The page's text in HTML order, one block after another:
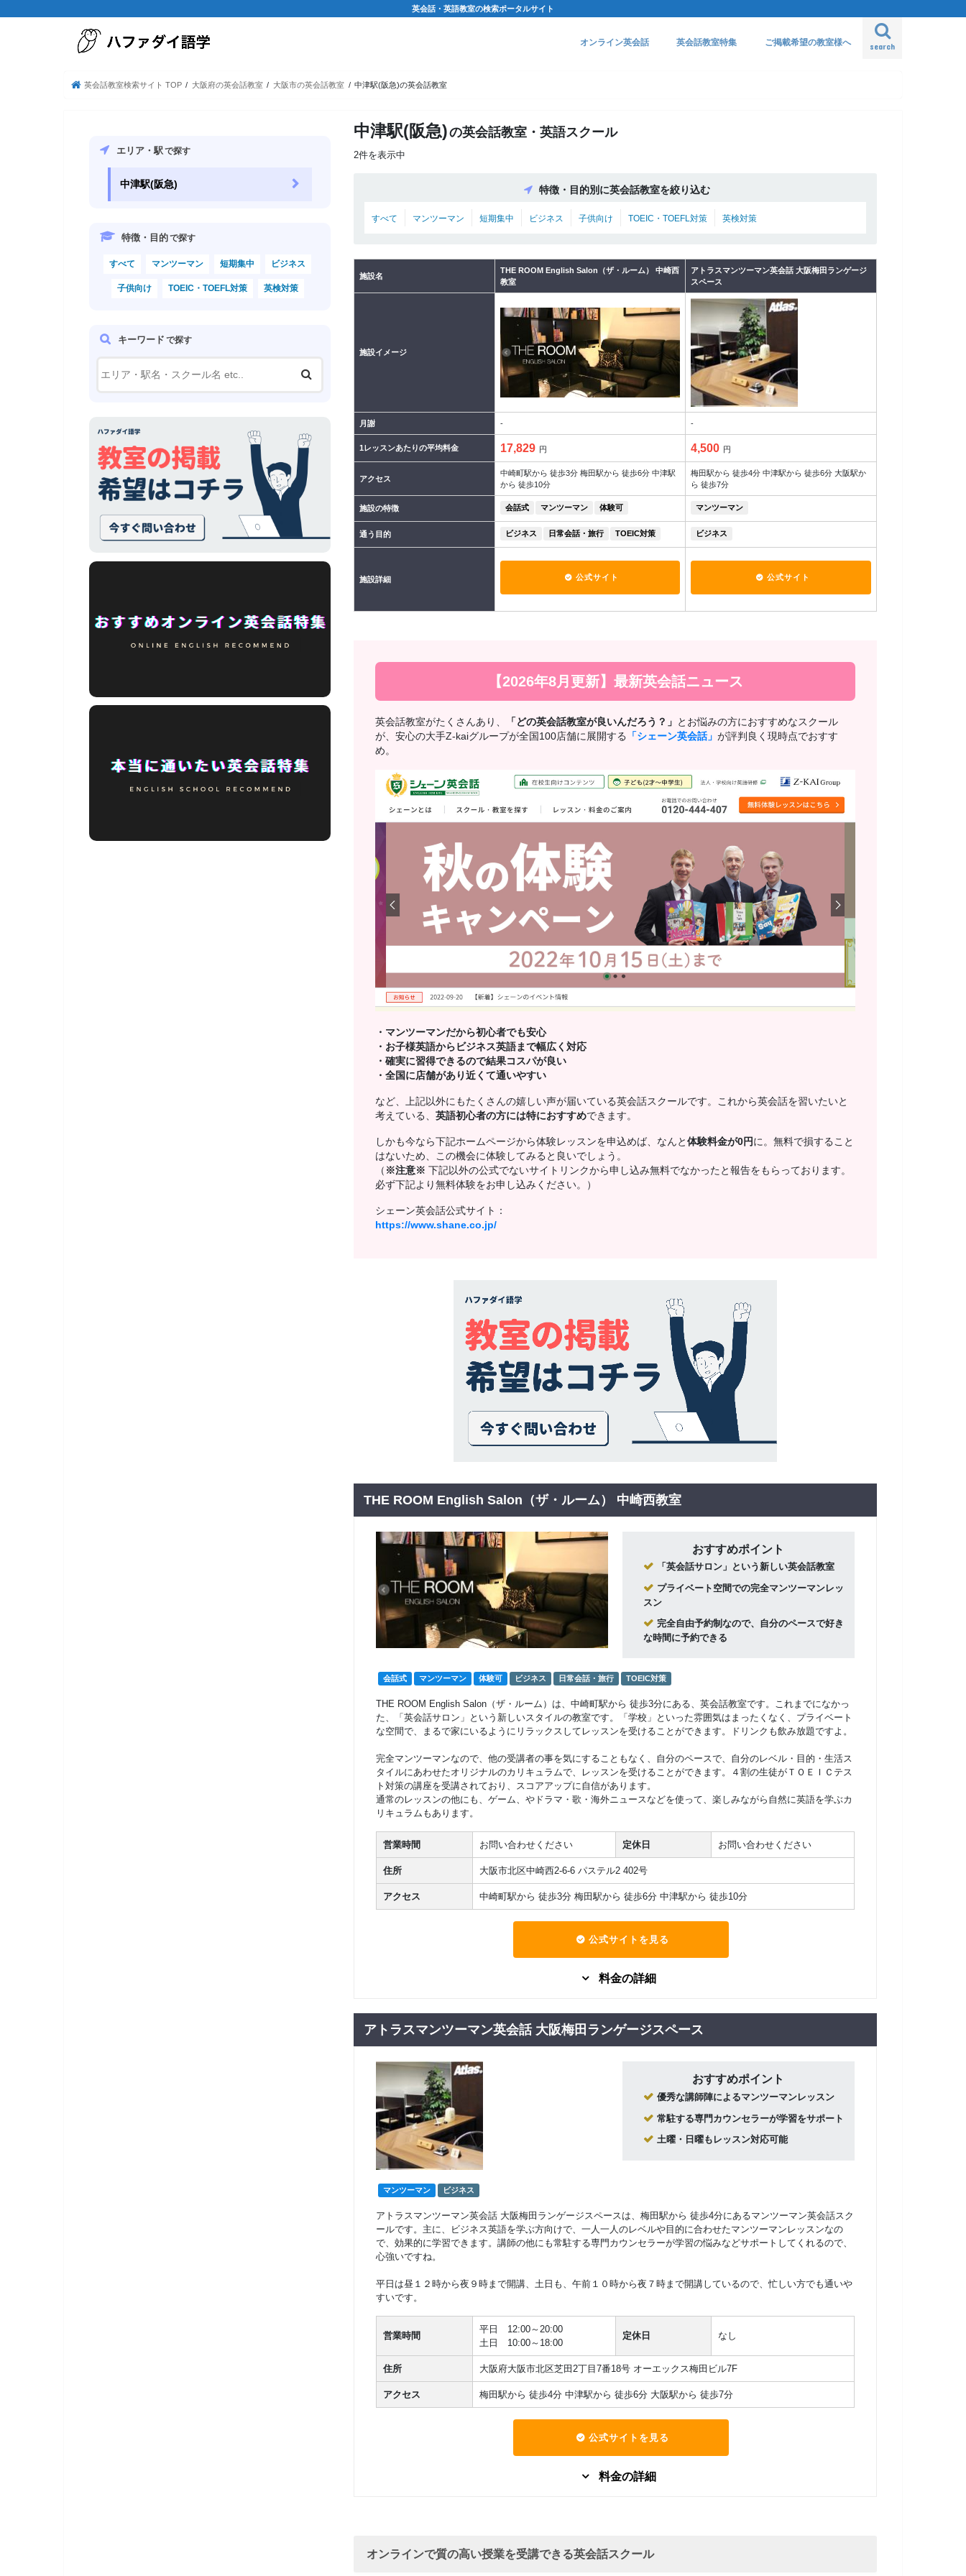
英会話・英語教室の検索ポータルサイト
search
オンライン英会話 英会話教室特集 ご掲載希望の教室様へ
英会話教室検索サイト TOP 大阪府の英会話教室 大阪市の英会話教室 中津駅(阪急)の英会話教室
中津駅(阪急)の英会話教室・英語スクール
2件を表示中
特徴・目的別に英会話教室を絞り込む
すべて マンツーマン 短期集中 ビジネス 子供向け TOEIC・TOEFL対策 英検対策
施設名
THE ROOM English Salon（ザ・ルーム） 中崎西
教室
アトラスマンツーマン英会話 大阪梅田ランゲージ
スペース
施設イメージ
月謝 - -
1レッスンあたりの平均料金 17,829 円 4,500 円
アクセス
中崎町駅から 徒歩3分 梅田駅から 徒歩6分 中津駅
から 徒歩10分
梅田駅から 徒歩4分 中津駅から 徒歩6分 大阪駅か
ら 徒歩7分
施設の特徴 会話式 マンツーマン 体験可 マンツーマン
通う目的 ビジネス 日常会話・旅行 TOEIC対策 ビジネス
施設詳細 公式サイト 公式サイト
【2026年8月更新】最新英会話ニュース
英会話教室がたくさんあり、 「どの英会話教室が良いんだろう？」 とお悩みの方におすすめなスクール
が、安心の大手Z-kaiグループが全国100店舗に展開する
「シェーン英会話」 が評判良く現時点でおすす
め。
・マンツーマンだから初心者でも安心
・お子様英語からビジネス英語まで幅広く対応
・確実に習得できるので結果コスパが良い
・全国に店舗があり近くて通いやすい
など、上記以外にもたくさんの嬉しい声が届いている英会話スクールです。これから英会話を習いたいと
考えている、 英語初心者の方には特におすすめできます。
しかも今なら下記ホームページから体験レッスンを申込めば、なんと 体験料金が0円 に。無料で損すること
はないため、この機会に体験してみると良いでしょう。
（ ※注意※ 下記以外の公式でないサイトリンクから申し込み無料でなかったと報告をもらっております。
必ず下記より無料体験をお申し込みください。）
シェーン英会話公式サイト：
https://www.shane.co.jp/
THE ROOM English Salon（ザ・ルーム） 中崎西教室
おすすめポイント
「英会話サロン」という新しい英会話教室
プライベート空間での完全マンツーマンレッ
スン
完全自由予約制なので、自分のペースで好き
な時間に予約できる
会話式 マンツーマン 体験可 ビジネス 日常会話・旅行 TOEIC対策
THE ROOM English Salon（ザ・ルーム）は、中崎町駅から 徒歩3分にある、英会話教室です。これまでになかっ
た、「英会話サロン」という新しいスタイルの教室です。「学校」といった雰囲気はまったくなく、プライベート
な空間で、まるで家にいるようにリラックスしてレッスンを受けることができます。ドリンクも飲み放題ですよ。
完全マンツーマンなので、他の受講者の事を気にすることもなく、自分のペースで、自分のレベル・目的・生活ス
タイルにあわせたオリジナルのカリキュラムで、レッスンを受けることができます。４割の生徒がＴＯＥＩＣテス
ト対策の講座を受講されており、スコアアップに自信があります。
通常のレッスンの他にも、ゲーム、やドラマ・歌・海外ニュースなどを使って、楽しみながら自然に英語を学ぶカ
リキュラムもあります。
営業時間 お問い合わせください 定休日 お問い合わせください
住所 大阪市北区中崎西2-6-6 パステル2 402号
アクセス 中崎町駅から 徒歩3分 梅田駅から 徒歩6分 中津駅から 徒歩10分
公式サイトを見る
料金の詳細
体験レッスン
マンツーマン 社会人向け
3,300 円(税込) / 総額
回数：1 / 1セッション60分
マンツーマンレッス
ン 回数制
マンツーマンレッス
ン 回数制
110,000
マンツーマンレッス
ン １年制
211,200 円(税込) / 総額
回数：48 / 1セッション60分
1日英会話合宿 48,400
半日英会話合宿
マンツーマン
38,500 円(税込) / 総額
回数：1 / 1セッション300分
マンツーマン 社会人向け
869,000 円(税込) / 総額
回数：48 / 1セッション90分
アトラスマンツーマン英会話 大阪梅田ランゲージスペース
おすすめポイント
優秀な講師陣によるマンツーマンレッスン
常駐する専門カウンセラーが学習をサポート
土曜・日曜もレッスン対応可能
マンツーマン ビジネス
アトラスマンツーマン英会話 大阪梅田ランゲージスペースは、梅田駅から 徒歩4分にあるマンツーマン英会話スク
ールです。主に、ビジネス英語を学ぶ方向けで、一人一人のレベルや目的に合わせたマンツーマンレッスンなの
で、効果的に学習できます。講師の他にも常駐する専門カウンセラーが学習の悩みなどサポートしてくれるので、
心強いですね。
平日は昼１２時から夜９時まで開講、土日も、午前１０時から夜７時まで開講しているので、忙しい方でも通いや
すいです。
営業時間
平日 12:00～20:00
土日 10:00～18:00
定休日 なし
住所 大阪府大阪市北区芝田2丁目7番18号 オーエックス梅田ビル7F
アクセス 梅田駅から 徒歩4分 中津駅から 徒歩6分 大阪駅から 徒歩7分
公式サイトを見る
料金の詳細
さい）
回数：1 / 1セッション60分
オンラインで質の高い授業を受講できる英会話スクール
エリア・駅で探す
中津駅(阪急)
特徴・目的で探す
すべて マンツーマン 短期集中 ビジネス
子供向け TOEIC・TOEFL対策 英検対策
キーワード で探す